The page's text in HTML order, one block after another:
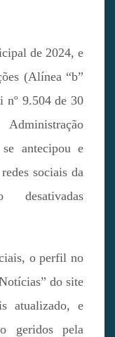
de 2024, e
(Alínea “b”
9.504 de 30
antecipou e
sociais da
desativadas
o perfil no
do site
atualizado, e
geridos pela